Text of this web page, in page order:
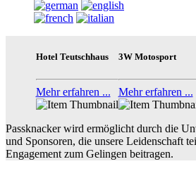
Hotel Teutschhaus
Mehr erfahren ...
3W Motosport
Mehr erfahren ...
Passknacker wird ermöglicht durch die
und Sponsoren, die unsere Leidenschaft
Engagement zum Gelingen beitragen.